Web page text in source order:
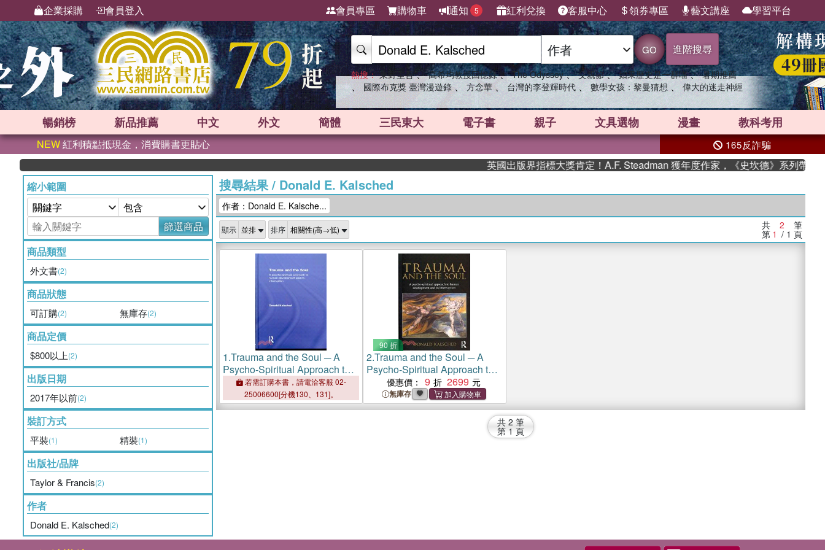
企業採購 會員登入 會員專區 購物車 通知 5 紅利兌換 客服中心 領券專區 藝文講座 學習平台
GO 進階搜尋
熱搜： 東野圭吾 、 高希均教授回憶錄 、 The Odyssey 、 父親節 、 如果歷史是一群喵 、 暑期推薦
、 國際布克獎 臺灣漫遊錄 、 方念華 、 台灣的李登輝時代 、 數學女孩：黎曼猜想 、 偉大的迷走神經
暢銷榜 新品推薦 中文 外文 簡體 三民東大 電子書 親子 文具選物 漫畫 教科考用
NEW紅利積點抵現金，消費購書更貼心 165反詐騙
英國出版界指標大獎肯定！A.F. Steadman 獲年度作家，《史坎德》系列帶你踏
縮小範圍
篩選商品
商品類型
外文書(2)
商品狀態
可訂購(2) 無庫存(2)
商品定價
$800以上(2)
出版日期
2017年以前(2)
裝訂方式
平裝(1) 精裝(1)
出版社/品牌
Taylor & Francis(2)
作者
Donald E. Kalsched(2)
搜尋結果/ Donald E. Kalsched
作者：Donald E. Kalsche...
顯示 排序 共 2 筆
第 1 / 1 頁
1.Trauma and the Soul ─ A
Psycho-Spiritual Approach to
Human Development and Its
Interruption
若需訂購本書，請電洽客服 02-
25006600[分機130、131]。
90 折
2.Trauma and the Soul ─ A
Psycho-Spiritual Approach to
Human Development and Its
Interruption
優惠價： 9 2699
無庫存
共 2 筆
第 1 頁